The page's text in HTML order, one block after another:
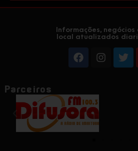
Informações, negócios
local atualizados
Parceiros